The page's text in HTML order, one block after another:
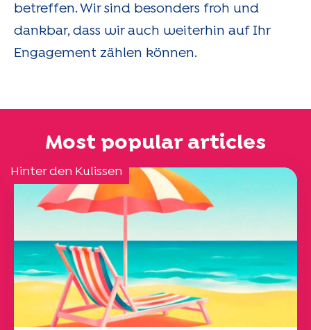
betreffen. Wir sind besonders froh und
dankbar, dass wir auch weiterhin auf Ihr
Engagement zählen können.
Most popular articles
Hinter den Kulissen